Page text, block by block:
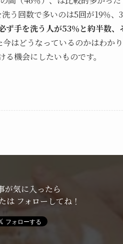
う回数で多いのは5回が19％、
ず手を洗う人が53％と約半数、
はどうなっているのかはわか
機会にしたいものです。
が気に入ったら
は フォローしてね！